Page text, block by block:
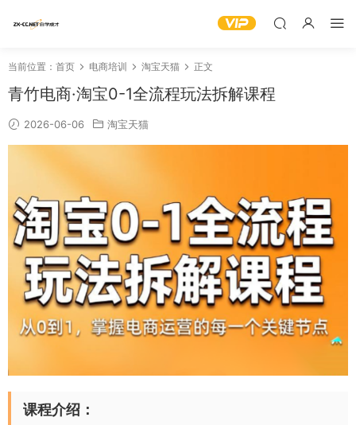
当前位置： 首页 电商培训 淘宝天猫 正文
青竹电商·淘宝0-1全流程玩法拆解课程
2026-06-06 淘宝天猫
课程介绍：